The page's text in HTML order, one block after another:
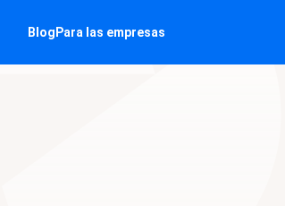
Blog Para las empresas